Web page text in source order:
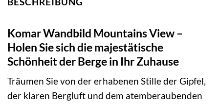
Komar Wandbild Mountains View –
Holen Sie sich die majestätische
Schönheit der Berge in Ihr Zuhause
Träumen Sie von der erhabenen Stille der Gipfel,
der klaren Bergluft und dem atemberaubenden